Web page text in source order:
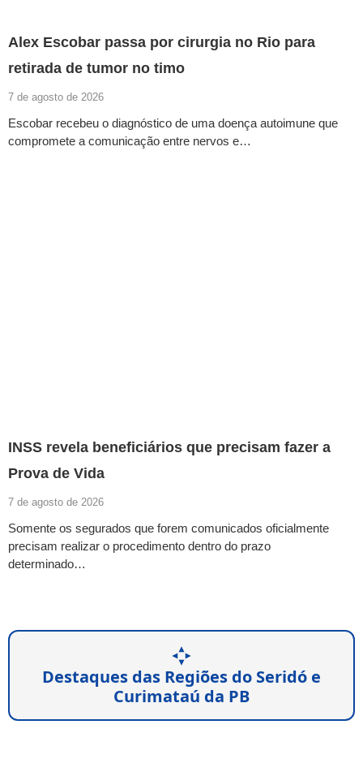
Alex Escobar passa por cirurgia no Rio para
retirada de tumor no timo
7 de agosto de 2026
Escobar recebeu o diagnóstico de uma doença autoimune que
compromete a comunicação entre nervos e…
INSS revela beneficiários que precisam fazer a
Prova de Vida
7 de agosto de 2026
Somente os segurados que forem comunicados oficialmente
precisam realizar o procedimento dentro do prazo
determinado…
Destaques das Regiões do Seridó e
Curimataú da PB